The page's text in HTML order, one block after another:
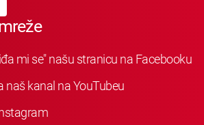
mi se" našu stranicu na Facebooku
naš kanal na YouTubeu